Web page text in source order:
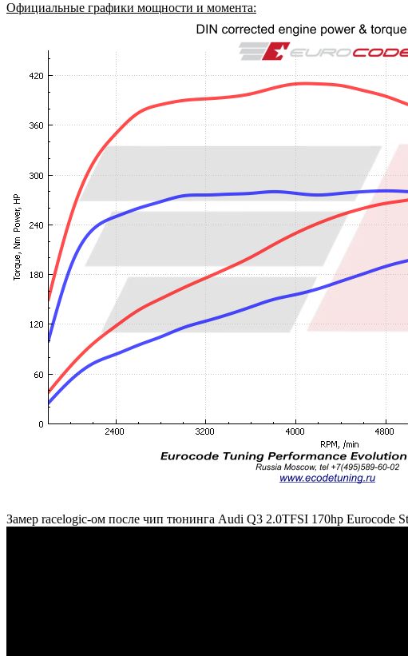
Официальные графики мощности и момента:
Замер racelogic-ом после чип тюнинга Audi Q3 2.0TFSI 170hp Eurocode